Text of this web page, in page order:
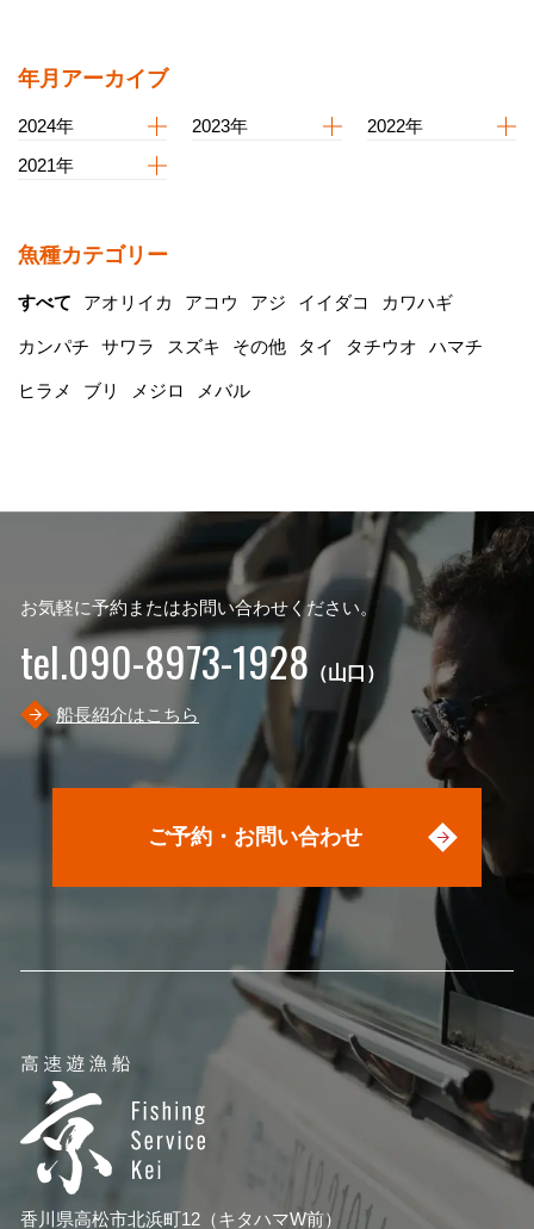
年月アーカイブ
2024年 2023年
2022年
2021年
魚種カテゴリー
すべて アオリイカ アコウ アジ イイダコ カワハギ
カンパチ サワラ スズキ その他 タイ タチウオ ハマチ
ヒラメ ブリ メジロ メバル
お気軽に予約またはお問い合わせください。
tel.090-8973-1928 （山口）
船長紹介はこちら
ご予約・お問い合わせ
香川県高松市北浜町12（キタハマW前）